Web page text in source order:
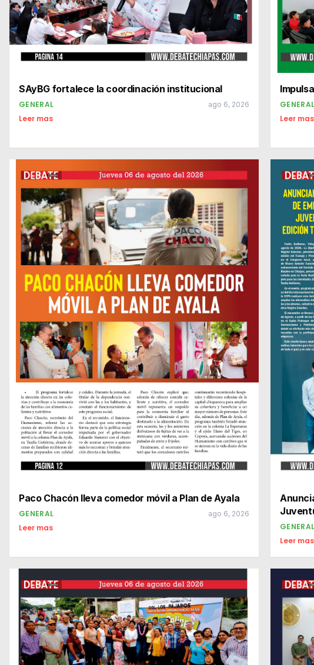
SAyBG fortalece la coordinación institucional
GENERAL ago 6, 2026
Leer mas
GENERAL
Leer mas
Paco Chacón lleva comedor móvil a Plan de Ayala
GENERAL ago 6, 2026
Leer mas GENERAL
Leer mas